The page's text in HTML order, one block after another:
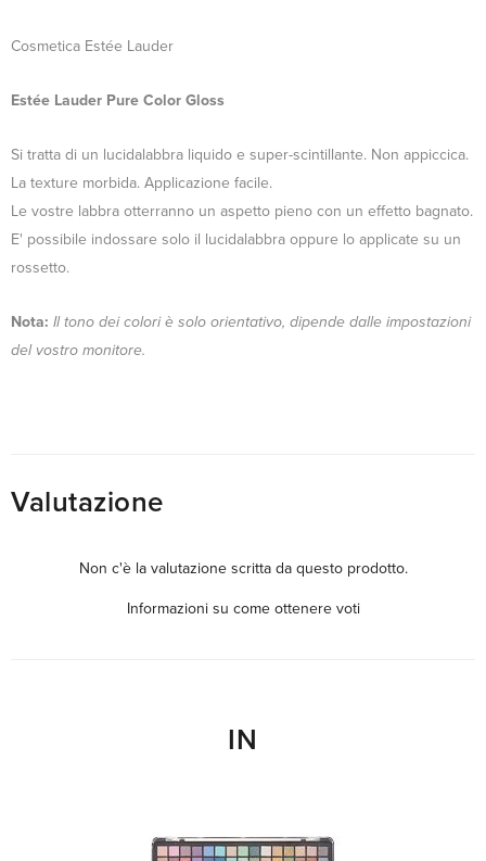
Cosmetica Estée Lauder
Estée Lauder Pure Color Gloss
Si tratta di un lucidalabbra liquido e super-scintillante. Non appiccica.
La texture morbida. Applicazione facile.
Le vostre labbra otterranno un aspetto pieno con un effetto bagnato.
E' possibile indossare solo il lucidalabbra oppure lo applicate su un
rossetto.
Nota: Il tono dei colori è solo orientativo, dipende dalle impostazioni
del vostro monitore.
Valutazione
Non c'è la valutazione scritta da questo prodotto.
Informazioni su come ottenere voti
IN